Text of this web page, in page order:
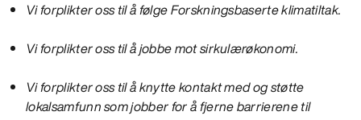
Vi forplikter oss til å følge Forskningsbaserte klimatiltak.
Vi forplikter oss til å jobbe mot sirkulærøkonomi.
Vi forplikter oss til å knytte kontakt med og støtte
lokalsamfunn som jobber for å fjerne barrierene til